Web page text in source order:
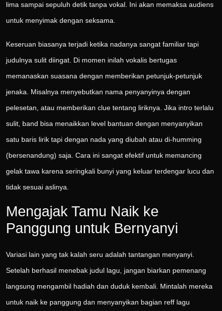
lima sampai sepuluh detik tanpa vokal. Ini akan memaksa audiens
untuk menyimak dengan seksama.
Keseruan biasanya terjadi ketika nadanya sangat familiar tapi
judulnya sulit diingat. Di momen inilah vokalis bertugas
memanaskan suasana dengan memberikan petunjuk-petunjuk
jenaka. Misalnya menyebutkan nama penyanyinya dengan
pelesetan, atau memberikan clue tentang liriknya. Jika intro terlalu
sulit, band bisa menaikkan level bantuan dengan menyanyikan
satu baris lirik tapi dengan nada yang diubah atau di-humming
(bersenandung) saja. Cara ini sangat efektif untuk memancing
gelak tawa karena seringkali bunyi yang keluar terdengar lucu dan
tidak sesuai aslinya.
Mengajak Tamu Naik ke
Panggung untuk Bernyanyi
Variasi lain yang tak kalah seru adalah tantangan menyanyi.
Setelah berhasil menebak judul lagu, jangan biarkan pemenang
langsung mengambil hadiah dan duduk kembali. Mintalah mereka
untuk naik ke panggung dan menyanyikan bagian reff lagu